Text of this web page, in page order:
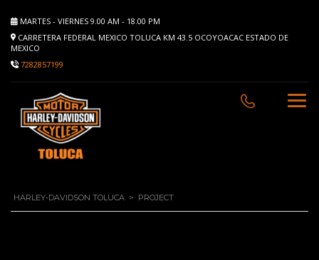
MARTES - VIERNES 9.00 AM - 18.00 PM
CARRETERA FEDERAL MEXICO TOLUCA KM 43.5 OCOYOACAC ESTADO DE
MEXICO
7282857199
HARLEY-DAVIDSON TOLUCA > PROJECT